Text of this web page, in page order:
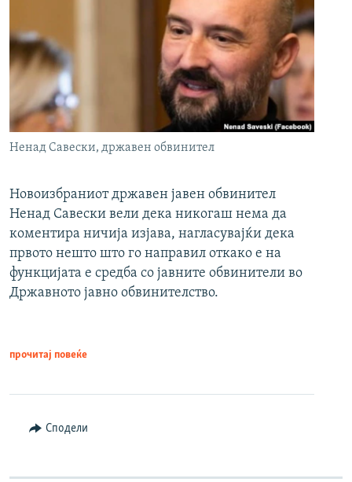
Ненад Савески, државен обвинител
Новоизбраниот државен јавен обвинител
Ненад Савески вели дека никогаш нема да
коментира ничија изјава, нагласувајќи дека
првото нешто што го направил откако е на
функцијата е средба со јавните обвинители во
Државното јавно обвинителство.
прочитај повеќе
Сподели